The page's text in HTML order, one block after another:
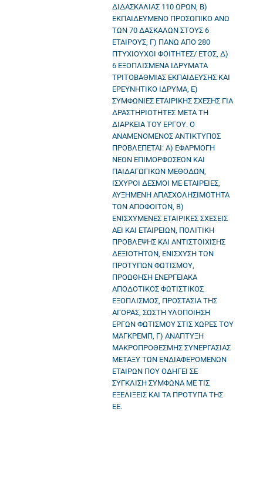
ΔΙΔΑΣΚΑΛΙΑΣ 110 ΩΡΩΝ, Β)
ΕΚΠΑΙΔΕΥΜΕΝΟ ΠΡΟΣΩΠΙΚΟ ΑΝΩ
ΤΩΝ 70 ΔΑΣΚΑΛΩΝ ΣΤΟΥΣ 6
ΕΤΑΙΡΟΥΣ, Γ) ΠΑΝΩ ΑΠΟ 280
ΠΤΥΧΙΟΥΧΟΙ ΦΟΙΤΗΤΕΣ/ ΕΤΟΣ, Δ)
6 ΕΞΟΠΛΙΣΜΕΝΑ ΙΔΡΥΜΑΤΑ
ΤΡΙΤΟΒΑΘΜΙΑΣ ΕΚΠΑΙΔΕΥΣΗΣ ΚΑΙ
ΕΡΕΥΝΗΤΙΚΟ ΙΔΡΥΜΑ, Ε)
ΣΥΜΦΩΝΙΕΣ ΕΤΑΙΡΙΚΗΣ ΣΧΕΣΗΣ ΓΙΑ
ΔΡΑΣΤΗΡΙΟΤΗΤΕΣ ΜΕΤΑ ΤΗ
ΔΙΑΡΚΕΙΑ ΤΟΥ ΕΡΓΟΥ. Ο
ΑΝΑΜΕΝΟΜΕΝΟΣ ΑΝΤΙΚΤΥΠΟΣ
ΠΡΟΒΛΕΠΕΤΑΙ: Α) ΕΦΑΡΜΟΓΗ
ΝΕΩΝ ΕΠΙΜΟΡΦΩΣΕΩΝ ΚΑΙ
ΠΑΙΔΑΓΩΓΙΚΩΝ ΜΕΘΟΔΩΝ,
ΙΣΧΥΡΟΙ ΔΕΣΜΟΙ ΜΕ ΕΤΑΙΡΕΙΕΣ,
ΑΥΞΗΜΕΝΗ ΑΠΑΣΧΟΛΗΣΙΜΟΤΗΤΑ
ΤΩΝ ΑΠΟΦΟΙΤΩΝ, Β)
ΕΝΙΣΧΥΜΕΝΕΣ ΕΤΑΙΡΙΚΕΣ ΣΧΕΣΕΙΣ
ΑΕΙ ΚΑΙ ΕΤΑΙΡΕΙΩΝ, ΠΟΛΙΤΙΚΗ
ΠΡΟΒΛΕΨΗΣ ΚΑΙ ΑΝΤΙΣΤΟΙΧΙΣΗΣ
ΔΕΞΙΟΤΗΤΩΝ, ΕΝΙΣΧΥΣΗ ΤΩΝ
ΠΡΟΤΥΠΩΝ ΦΩΤΙΣΜΟΥ,
ΠΡΟΩΘΗΣΗ ΕΝΕΡΓΕΙΑΚΑ
ΑΠΟΔΟΤΙΚΟΣ ΦΩΤΙΣΤΙΚΟΣ
ΕΞΟΠΛΙΣΜΟΣ, ΠΡΟΣΤΑΣΙΑ ΤΗΣ
ΑΓΟΡΑΣ, ΣΩΣΤΗ ΥΛΟΠΟΙΗΣΗ
ΕΡΓΩΝ ΦΩΤΙΣΜΟΥ ΣΤΙΣ ΧΩΡΕΣ ΤΟΥ
ΜΑΓΚΡΕΜΠ, Γ) ΑΝΑΠΤΥΞΗ
ΜΑΚΡΟΠΡΟΘΕΣΜΗΣ ΣΥΝΕΡΓΑΣΙΑΣ
ΜΕΤΑΞΥ ΤΩΝ ΕΝΔΙΑΦΕΡΟΜΕΝΩΝ
ΕΤΑΙΡΩΝ ΠΟΥ ΟΔΗΓΕΙ ΣΕ
ΣΥΓΚΛΙΣΗ ΣΥΜΦΩΝΑ ΜΕ ΤΙΣ
ΕΞΕΛΙΞΕΙΣ ΚΑΙ ΤΑ ΠΡΟΤΥΠΑ ΤΗΣ
ΕΕ.